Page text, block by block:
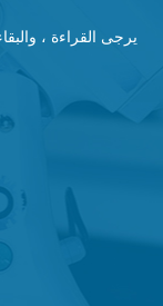
يرجى القراءة ،